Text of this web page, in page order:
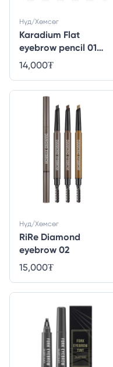
Karadium Flat
eyebrow pencil 01
lack brown
Нүд/Хөмсөг
14,000₮
RiRe Diamond
eyebrow 02
Нүд/Хөмсөг
15,000₮